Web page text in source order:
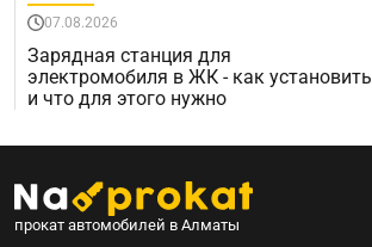
07.08.2026
Зарядная станция для
электромобиля в ЖК - как установить
и что для этого нужно
прокат автомобилей в Алматы